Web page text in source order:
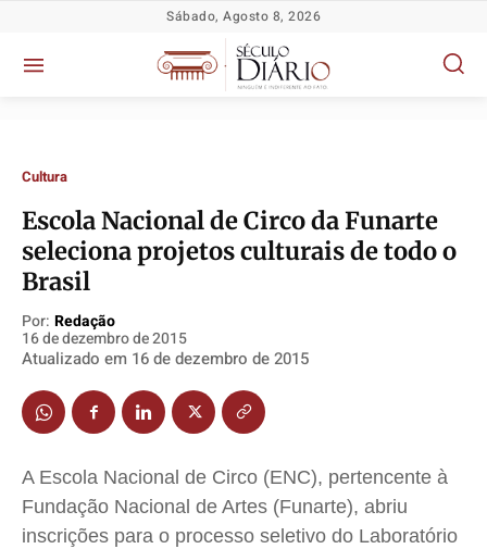
Política
Socioeconômicas
TV Século
Justiça
Educação
Segurança
Meio Ambiente
Direitos
Política
Socioeconômicas
TV Século
Justiça
Educação
Segurança
Meio Ambiente
Direitos
Política
Socioeconômicas
TV Século
Justiça
Educação
Segurança
Meio Ambiente
Direitos
Política
Socioeconômicas
TV Século
Justiça
Educação
Segurança
Meio Ambiente
Direitos
Sábado, Agosto 8, 2026
Cultura
Escola Nacional de Circo da Funarte
seleciona projetos culturais de todo o
Brasil
Por: Redação
16 de dezembro de 2015
Atualizado em 16 de dezembro de 2015
A Escola Nacional de Circo (ENC), pertencente à
Fundação Nacional de Artes (Funarte), abriu
inscrições para o processo seletivo do Laboratório